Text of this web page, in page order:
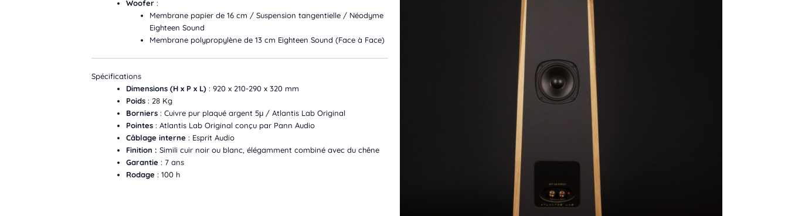
Woofer :
Membrane papier de 16 cm / Suspension tangentielle / Néodyme
Eighteen Sound
Membrane polypropylène de 13 cm Eighteen Sound (Face à Face)
Spécifications
Dimensions (H x P x L) : 920 x 210-290 x 320 mm
Poids : 28 Kg
Borniers : Cuivre pur plaqué argent 5μ / Atlantis Lab Original
Pointes : Atlantis Lab Original conçu par Pann Audio
Câblage interne : Esprit Audio
Finition : Simili cuir noir ou blanc, élégamment combiné avec du chêne
Garantie : 7 ans
Rodage : 100 h